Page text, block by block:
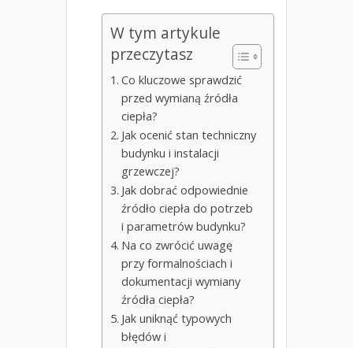
W tym artykule
przeczytasz
Co kluczowe sprawdzić
przed wymianą źródła
ciepła?
Jak ocenić stan techniczny
budynku i instalacji
grzewczej?
Jak dobrać odpowiednie
źródło ciepła do potrzeb
i parametrów budynku?
Na co zwrócić uwagę
przy formalnościach i
dokumentacji wymiany
źródła ciepła?
Jak uniknąć typowych
błędów i